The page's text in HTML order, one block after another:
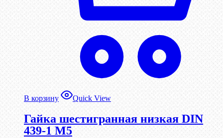
В корзину Quick View
Гайка шестигранная низкая DIN
439-1 М5